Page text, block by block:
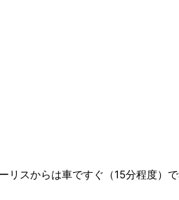
スからは車ですぐ（15分程度）で